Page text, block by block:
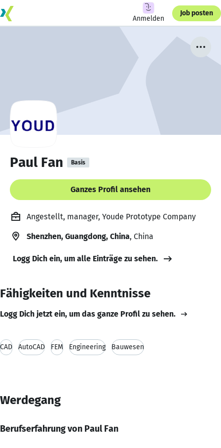
Anmelden
Job posten
Paul Fan Basis
Ganzes Profil ansehen
Angestellt, manager, Youde Prototype Company
Shenzhen, Guangdong, China, China
Logg Dich ein, um alle Einträge zu sehen.
Fähigkeiten und Kenntnisse
Logg Dich jetzt ein, um das ganze Profil zu sehen.
CAD AutoCAD FEM Engineering Bauwesen
Werdegang
Berufserfahrung von Paul Fan